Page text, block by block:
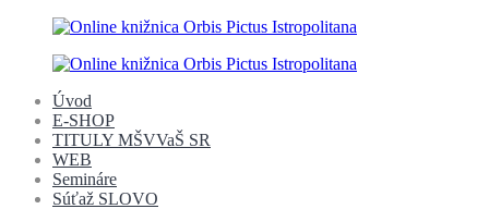
Úvod
E-SHOP
TITULY MŠVVaŠ SR
WEB
Semináre
Súťaž SLOVO